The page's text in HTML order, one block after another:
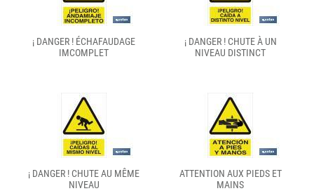
¡ DANGER ! ÉCHAFAUDAGE
IMCOMPLET
¡ DANGER ! CHUTE À UN
NIVEAU DISTINCT
¡ DANGER ! CHUTE AU MÊME
NIVEAU
ATTENTION AUX PIEDS ET
MAINS